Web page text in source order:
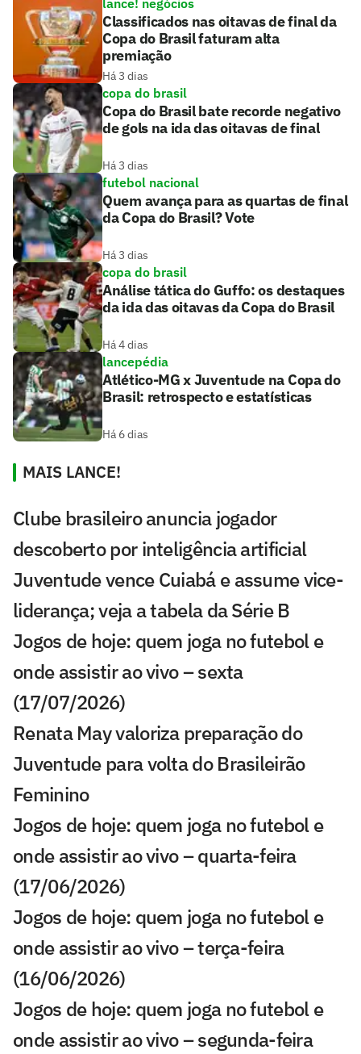
Classificados nas oitavas de final da
Copa do Brasil faturam alta
premiação
Há 3 dias
copa do brasil
Copa do Brasil bate recorde negativo
de gols na ida das oitavas de final
Há 3 dias
futebol nacional
Quem avança para as quartas de final
da Copa do Brasil? Vote
Há 3 dias
copa do brasil
Análise tática do Guffo: os destaques
da ida das oitavas da Copa do Brasil
Há 4 dias
lancepédia
Atlético-MG x Juventude na Copa do
Brasil: retrospecto e estatísticas
Há 6 dias
MAIS LANCE!
Clube brasileiro anuncia jogador
descoberto por inteligência artificial
Juventude vence Cuiabá e assume vice-
liderança; veja a tabela da Série B
Jogos de hoje: quem joga no futebol e
onde assistir ao vivo – sexta
(17/07/2026)
Renata May valoriza preparação do
Juventude para volta do Brasileirão
Feminino
Jogos de hoje: quem joga no futebol e
onde assistir ao vivo – quarta-feira
(17/06/2026)
Jogos de hoje: quem joga no futebol e
onde assistir ao vivo – terça-feira
(16/06/2026)
Jogos de hoje: quem joga no futebol e
onde assistir ao vivo – segunda-feira